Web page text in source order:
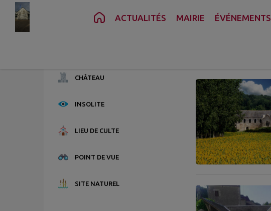
Contenu Recherche Pied de page
ACTUALITÉS MAIRIE ÉVÉNEMENTS
CHÂTEAU
INSOLITE
LIEU DE CULTE
POINT DE VUE
SITE NATUREL